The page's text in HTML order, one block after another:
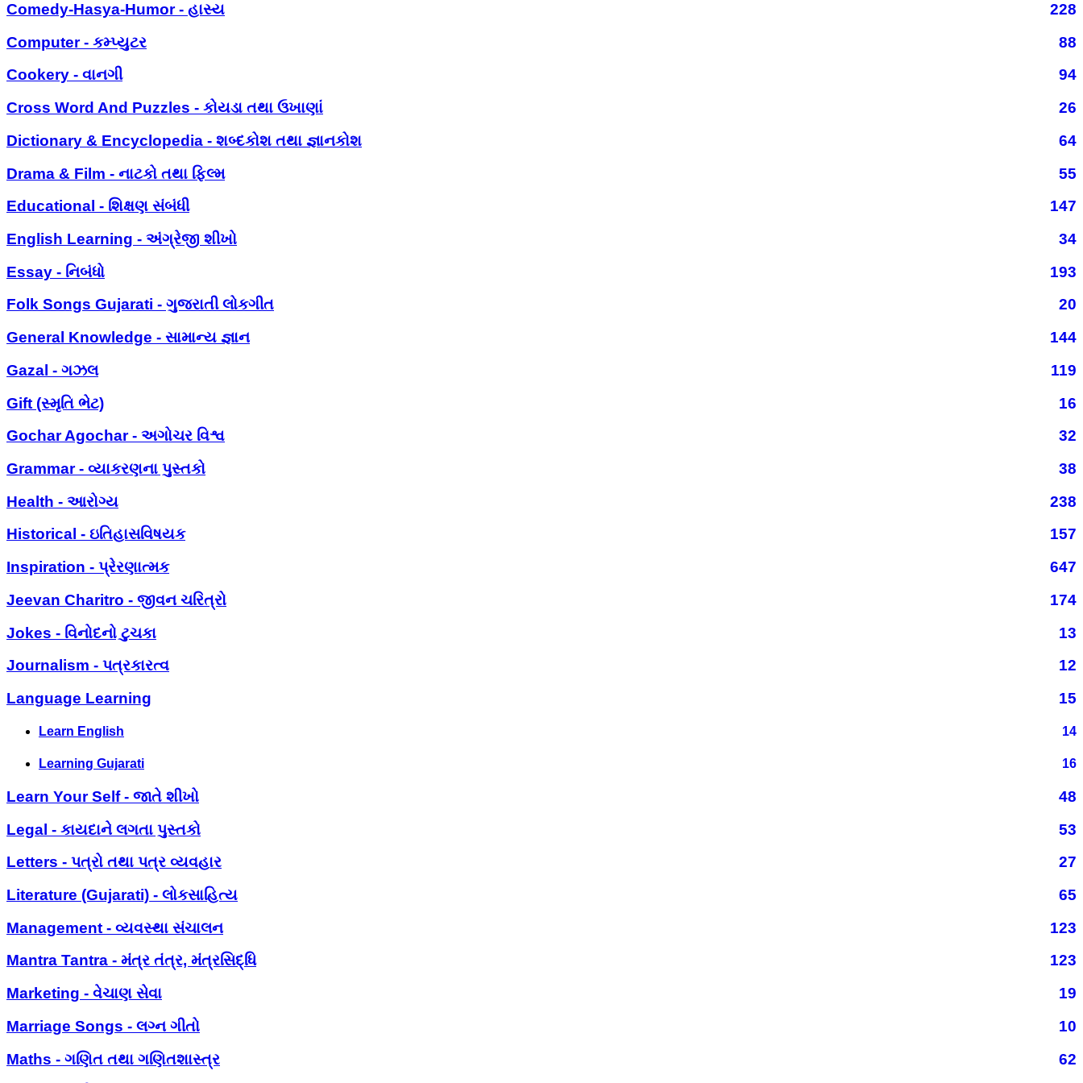
Comedy-Hasya-Humor - હાસ્ય
228
Computer - કમ્પ્યુટર
88
Cookery - વાનગી
94
Cross Word And Puzzles - કોયડા તથા ઉખાણાં
26
Dictionary & Encyclopedia - શબ્દકોશ તથા જ્ઞાનકોશ
64
Drama & Film - નાટકો તથા ફિલ્મ
55
Educational - શિક્ષણ સંબંધી
147
English Learning - અંગ્રેજી શીખો
34
Essay - નિબંધો
193
Folk Songs Gujarati - ગુજરાતી લોકગીત
20
General Knowledge - સામાન્ય જ્ઞાન
144
Gazal - ગઝલ
119
Gift (સ્મૃતિ ભેટ)
16
Gochar Agochar - અગોચર વિશ્વ
32
Grammar - વ્યાકરણના પુસ્તકો
38
Health - આરોગ્ય
238
Historical - ઇતિહાસવિષયક
157
Inspiration - પ્રેરણાત્મક
647
Jeevan Charitro - જીવન ચરિત્રો
174
Jokes - વિનોદનો ટુચકા
13
Journalism - પત્રકારત્વ
12
Language Learning
15
Learn English 14
Learning Gujarati 16
Learn Your Self - જાતે શીખો
48
Legal - કાયદાને લગતા પુસ્તકો
53
Letters - પત્રો તથા પત્ર વ્યવહાર
27
Literature (Gujarati) - લોકસાહિત્ય
65
Management - વ્યવસ્થા સંચાલન
123
Mantra Tantra - મંત્ર તંત્ર, મંત્રસિદ્ધિ
123
Marketing - વેચાણ સેવા
19
Marriage Songs - લગ્ન ગીતો
10
Maths - ગણિત તથા ગણિતશાસ્ત્ર
62